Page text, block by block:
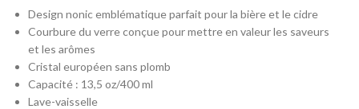
Design nonic emblématique parfait pour la bière et le cidre
Courbure du verre conçue pour mettre en valeur les saveurs
et les arômes
Cristal européen sans plomb
Capacité : 13,5 oz/400 ml
Lave-vaisselle